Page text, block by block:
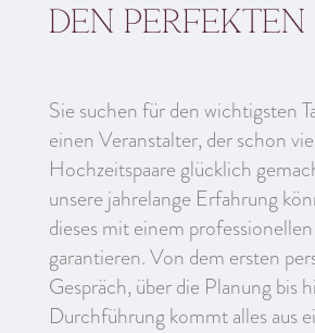
den perfekten
Sie suchen für den wichtigsten
einen Veranstalter, der schon
Hochzeitspaare glücklich
unsere jahrelange Erfahrung
dieses mit einem
garantieren. Von dem ersten
Gespräch, über die Planung bis
Durchführung kommt alles aus